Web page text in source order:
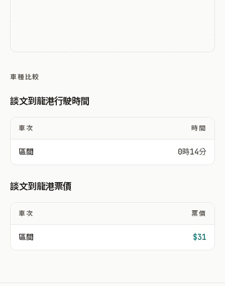
車種比較
談文到龍港行駛時間
車次 時間
區間 0時14分
談文到龍港票價
車次 票價
區間 $31